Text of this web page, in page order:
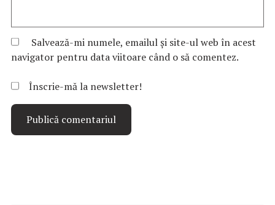
Salvează-mi numele, emailul și site-ul web în acest
navigator pentru data viitoare când o să comentez.
Înscrie-mă la newsletter!